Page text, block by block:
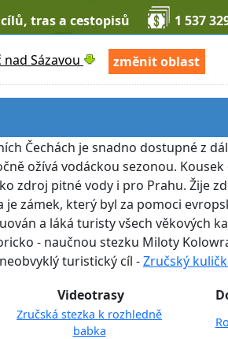
tras a cestopisů 1 537
nad Sázavou změnit oblast
Čechách je snadno dostupné z
ožívá vodáckou sezonou.
zdroj pitné vody i pro Prahu. Žije
zámek, který byl za pomoci
a láká turisty všech věkových
- naučnou stezku Miloty
turistický cíl -Zručský
Videotrasy
Zručská stezka k rozhledně
babka